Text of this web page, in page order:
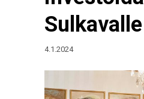
Sulkavalle
4.1.2024